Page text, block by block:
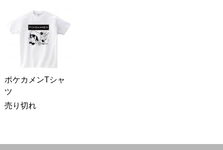
ポケカメンTシャ
ツ
売り切れ